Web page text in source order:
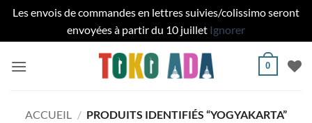
Les envois de commandes en lettres suivies/colissimo seront
envoyées à partir du 10 juillet Ignorer
0
ACCUEIL / PRODUITS IDENTIFIÉS “YOGYAKARTA”